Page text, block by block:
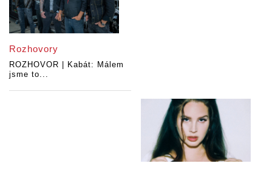
Rozhovory
ROZHOVOR | Kabát: Málem
jsme to...